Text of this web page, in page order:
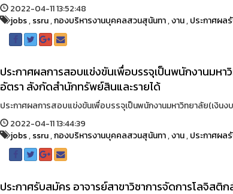
2022-04-11 13:52:48
jobs,ssru,กองบริหารงานบุคคลสวนสุนันทา,งาน,ประกาศผล
ประกาศผลการสอบแข่งขันเพื่อบรรจุเป็นพนักงานมหา
อัตรา สังกัดสำนักทรัพย์สินและรายได้
ประกาศผลการสอบแข่งขันเพื่อบรรจุเป็นพนักงานมหาวิทยาลัย(เงินง
2022-04-11 13:44:39
jobs,ssru,กองบริหารงานบุคคลสวนสุนันทา,งาน,ประกาศผล
ประกาศรับสมัคร อาจารย์สาขาวิชาการจัดการโลจิส